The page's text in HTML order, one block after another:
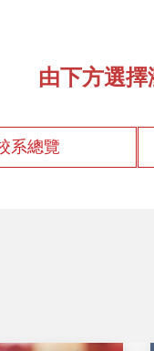
由下方選
系總覽